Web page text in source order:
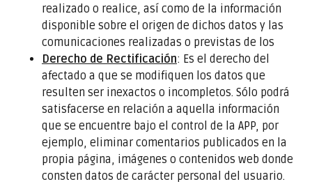
realizado o realice, así como de la información
disponible sobre el origen de dichos datos y las
comunicaciones realizadas o previstas de los
Derecho de Rectificación: Es el derecho del
afectado a que se modifiquen los datos que
resulten ser inexactos o incompletos. Sólo podrá
satisfacerse en relación a aquella información
que se encuentre bajo el control de la APP, por
ejemplo, eliminar comentarios publicados en la
propia página, imágenes o contenidos web donde
consten datos de carácter personal del usuario.